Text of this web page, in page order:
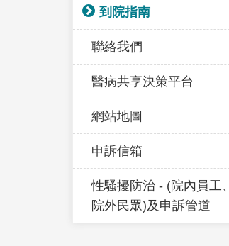
到院指南
聯絡我們
醫病共享決策平台
網站地圖
申訴信箱
性騷擾防治 - (院內員工、
院外民眾)及申訴管道